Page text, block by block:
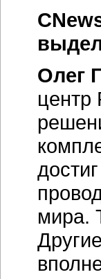
Олег
центр
мира.